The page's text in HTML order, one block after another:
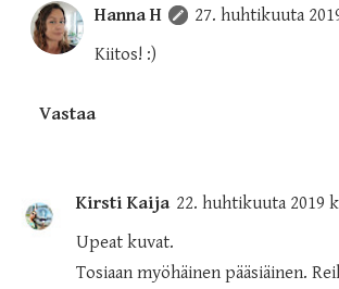
Hanna H
27. huhtikuuta
Kiitos! :)
Vastaa
Kirsti Kaija 22. huhtikuuta 2019
Upeat kuvat.
Tosiaan myöhäinen pääsiäinen.